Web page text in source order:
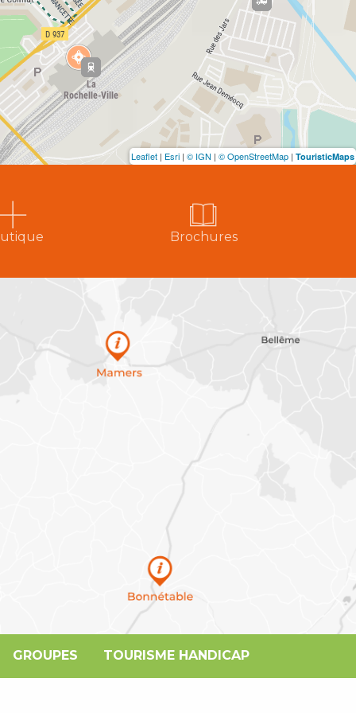
Leaflet | Esri | © IGN | © OpenStreetMap | TouristicMaps
Brochures
GROUPES TOURISME HANDICAP